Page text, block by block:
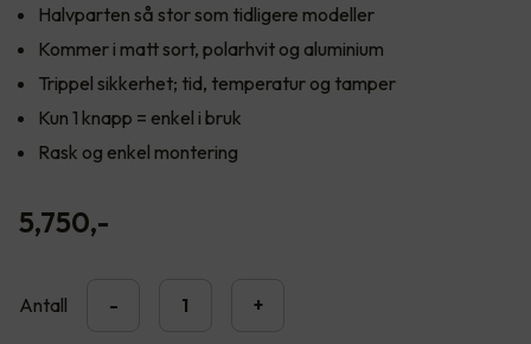
Halvparten så stor som tidligere modeller
Kommer i matt sort, polarhvit og aluminium
Trippel sikkerhet; tid, temperatur og tamper
Kun 1 knapp = enkel i bruk
Rask og enkel montering
5,750,-
Antall - +